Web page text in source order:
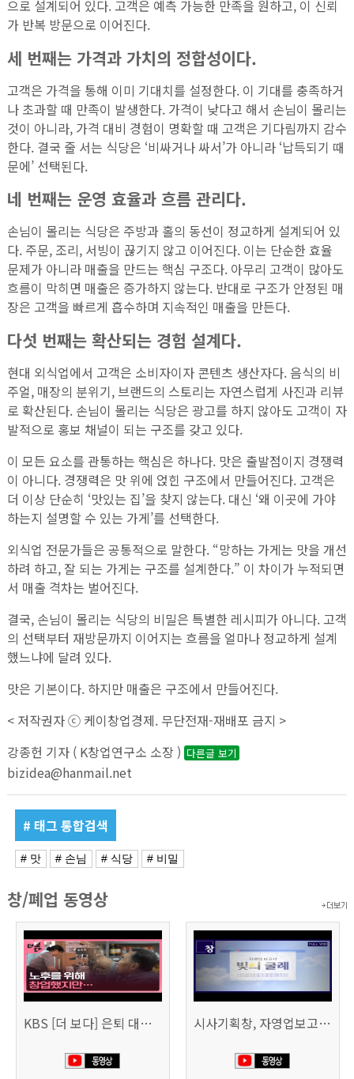
으로 설계되어 있다. 고객은 예측 가능한 만족을 원하고, 이 신뢰
가 반복 방문으로 이어진다.
세 번째는 가격과 가치의 정합성이다.
고객은 가격을 통해 이미 기대치를 설정한다. 이 기대를 충족하거
나 초과할 때 만족이 발생한다. 가격이 낮다고 해서 손님이 몰리는
것이 아니라, 가격 대비 경험이 명확할 때 고객은 기다림까지 감수
한다. 결국 줄 서는 식당은 ‘비싸거나 싸서’가 아니라 ‘납득되기 때
문에’ 선택된다.
네 번째는 운영 효율과 흐름 관리다.
손님이 몰리는 식당은 주방과 홀의 동선이 정교하게 설계되어 있
다. 주문, 조리, 서빙이 끊기지 않고 이어진다. 이는 단순한 효율
문제가 아니라 매출을 만드는 핵심 구조다. 아무리 고객이 많아도
흐름이 막히면 매출은 증가하지 않는다. 반대로 구조가 안정된 매
장은 고객을 빠르게 흡수하며 지속적인 매출을 만든다.
다섯 번째는 확산되는 경험 설계다.
현대 외식업에서 고객은 소비자이자 콘텐츠 생산자다. 음식의 비
주얼, 매장의 분위기, 브랜드의 스토리는 자연스럽게 사진과 리뷰
로 확산된다. 손님이 몰리는 식당은 광고를 하지 않아도 고객이 자
발적으로 홍보 채널이 되는 구조를 갖고 있다.
이 모든 요소를 관통하는 핵심은 하나다. 맛은 출발점이지 경쟁력
이 아니다. 경쟁력은 맛 위에 얹힌 구조에서 만들어진다. 고객은
더 이상 단순히 ‘맛있는 집’을 찾지 않는다. 대신 ‘왜 이곳에 가야
하는지 설명할 수 있는 가게’를 선택한다.
외식업 전문가들은 공통적으로 말한다. “망하는 가게는 맛을 개선
하려 하고, 잘 되는 가게는 구조를 설계한다.” 이 차이가 누적되면
서 매출 격차는 벌어진다.
결국, 손님이 몰리는 식당의 비밀은 특별한 레시피가 아니다. 고객
의 선택부터 재방문까지 이어지는 흐름을 얼마나 정교하게 설계
했느냐에 달려 있다.
맛은 기본이다. 하지만 매출은 구조에서 만들어진다.
< 저작권자 ⓒ 케이창업경제. 무단전재-재배포 금지 >
강종헌 기자 ( K창업연구소 소장 ) 다른글 보기
bizidea@hanmail.net
# 태그 통합검색
# 맛 # 손님 # 식당 # 비밀
창/폐업 동영상
KBS [더 보다] 은퇴 대신 폐업 시사기획창, 자영업보고서 빚의 굴레 507회 (KBS 25.6.10)